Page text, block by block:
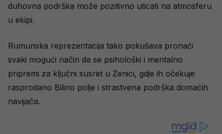
duhovna podrška može pozitivno uticati na atmosferu
u ekipi.
Rumunska reprezentacija tako pokušava pronaći
svaki mogući način da se psihološki i mentalno
pripremi za ključni susret u Zenici, gdje ih očekuje
rasprodano Bilino polje i strastvena podrška domaćih
navijača.